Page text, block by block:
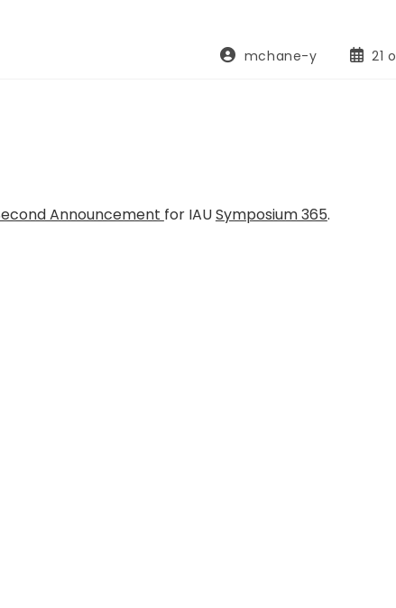
mchane-y 21
Announcement for IAUSymposium 365.